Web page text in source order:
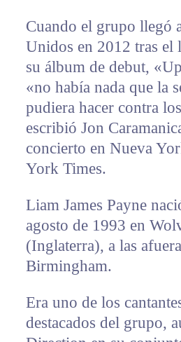
Cuando el grupo llegó
Unidos en 2012 tras el
su álbum de debut,
«no había nada que la
pudiera hacer contra
escribió Jon
concierto en Nueva
York Times.
Liam James Payne
agosto de 1993 en
(Inglaterra), a las
Birmingham.
Era uno de los
destacados del grupo,